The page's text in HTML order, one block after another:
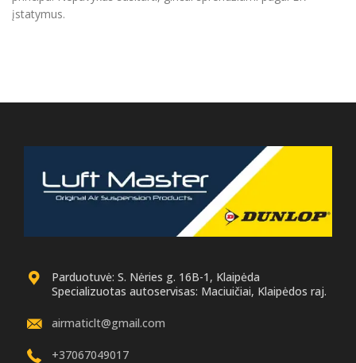
įstatymus.
Parduotuvė: S. Nėries g. 16B-1, Klaipėda
Specializuotas autoservisas: Maciuičiai, Klaipėdos raj.
airmaticlt@gmail.com
+37067049017